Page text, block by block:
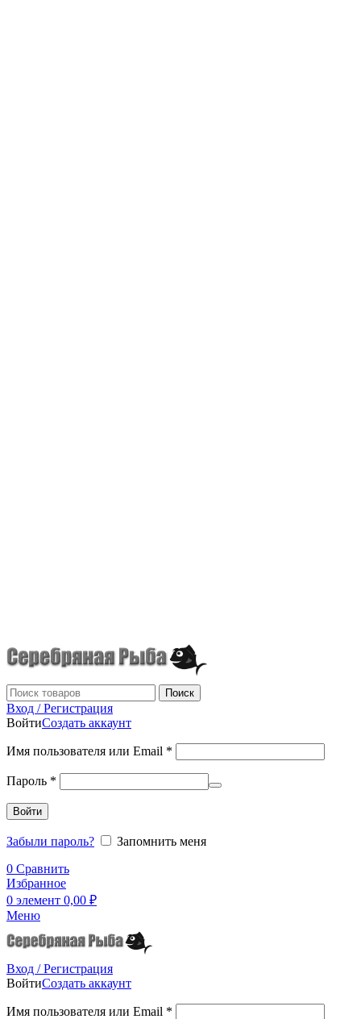
Поиск
Вход / Регистрация
ВойтиСоздать аккаунт
Имя пользователя или Email *
Пароль *
Войти
Забыли пароль?
Запомнить меня
0 Сравнить
Избранное
0 элемент 0,00 ₽
Меню
Вход / Регистрация
ВойтиСоздать аккаунт
Имя пользователя или Email *